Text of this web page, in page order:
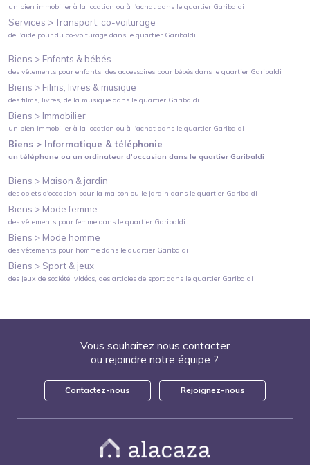
un bien immobilier à la location ou à l'achat dans le quartier Garibaldi
Services >Transport, co-voiturage
de l'aide pour du co-voiturage dans le quartier Garibaldi
Biens > Enfants & bébés
des vêtements pour enfants, des accessoires pour bébés dans le quartier Garibaldi
Biens > Films, livres & musique
des films, livres, de la musique dans le quartier Garibaldi
Biens > Immobilier
un bien immobilier à la location ou à l'achat dans le quartier Garibaldi
Biens > Informatique & téléphonie
un téléphone ou un ordinateur d'occasion dans le quartierGaribaldi
Biens > Maison & jardin
des objets d'occasion pour la maison ou le jardin dans le quartier Garibaldi
Biens > Mode femme
des vêtements pour femme dans le quartier Garibaldi
Biens > Mode homme
des vêtements pour homme dans le quartier Garibaldi
Biens > Sport & jeux
des jeux de société, vidéos, des articles de sport dans le quartier Garibaldi
Vous souhaitez nous contacter
ou rejoindre notre équipe ?
Contactez-nous Rejoignez-nous